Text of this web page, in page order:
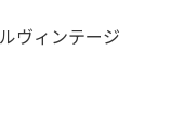
ヴィンテージ